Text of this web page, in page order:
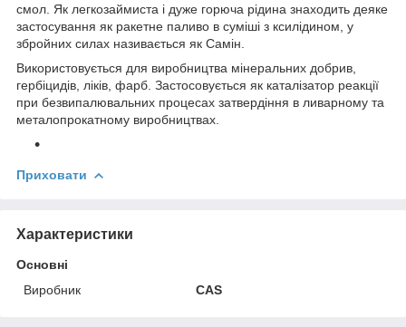
смол. Як легкозаймиста і дуже горюча рідина знаходить деяке
застосування як ракетне паливо в суміші з ксилідином, у
збройних силах називається як Самін.
Використовується для виробництва мінеральних добрив,
гербіцидів, ліків, фарб. Застосовується як каталізатор реакції
при безвипалювальних процесах затвердіння в ливарному та
металопрокатному виробництвах.
Приховати
Характеристики
Основні
Виробник
CAS